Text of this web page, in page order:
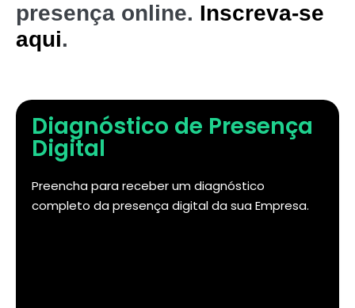
presença online. Inscreva-se
aqui.
Diagnóstico de Presença
Digital
Preencha para receber um diagnóstico
completo da presença digital da sua Empresa.